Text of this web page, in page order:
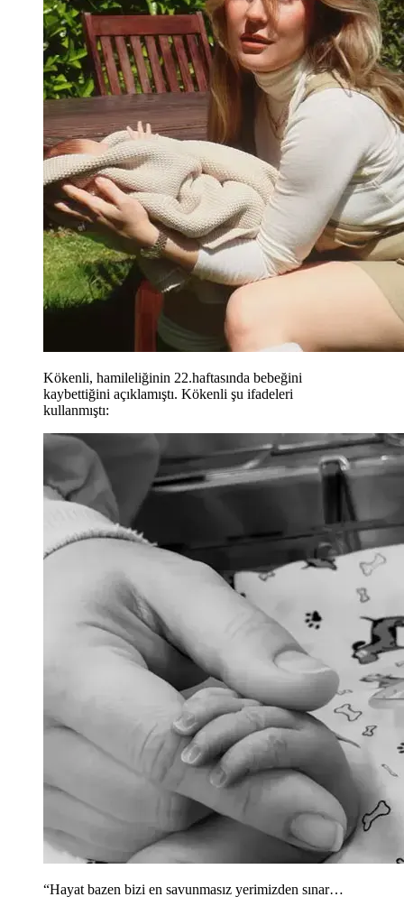
Kökenli, hamileliğinin 22.haftasında bebeğini
kaybettiğini açıklamıştı. Kökenli şu ifadeleri
kullanmıştı:
“Hayat bazen bizi en savunmasız yerimizden sınar…